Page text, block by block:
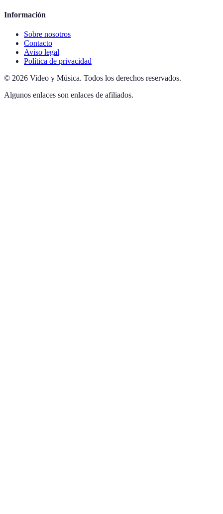
Información
Sobre nosotros
Contacto
Aviso legal
Política de privacidad
© 2026 Video y Música. Todos los derechos reservados.
Algunos enlaces son enlaces de afiliados.